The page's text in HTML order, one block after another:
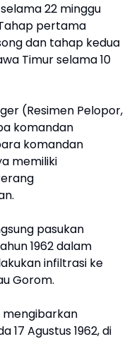
22 minggu
pertama
dan tahap kedua
Timur selama 10
(Resimen Pelopor,
komandan
komandan
memiliki
pasukan
1962 dalam
infiltrasi ke
Gorom.
mengibarkan
17 Agustus 1962, di